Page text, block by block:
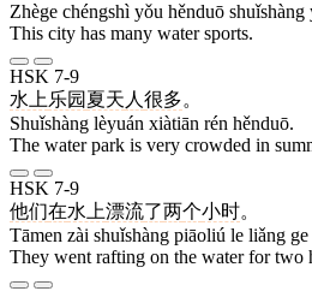
Zhège chéngshì yǒu hěnduō shuǐshàng
This city has many water sports.
HSK 7-9
水上 乐园 夏天 人 很多。
Shuǐshàng lèyuán xiàtiān rén hěnduō.
The water park is very crowded in
HSK 7-9
他们在水上漂流了两个小时。
Tāmen zài shuǐshàng piāoliú le liǎng
They went rafting on the water for two